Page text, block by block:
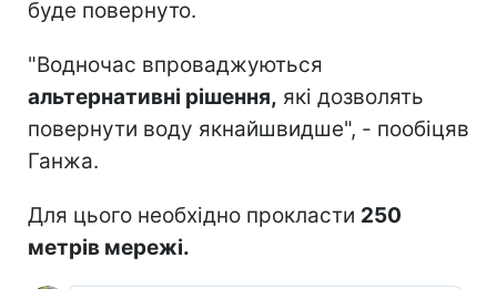
буде повернуто.
"Водночас впроваджуються
альтернативні рішення, які дозволять
повернути воду якнайшвидше", - пообіцяв
Ганжа.
Для цього необхідно прокласти 250
метрів мережі.